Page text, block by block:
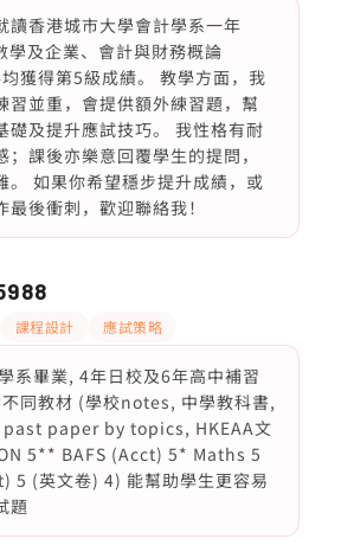
讀香港城市大學會計學系一年
學及企業、會計與財務概論
均獲得第5級成績。 教學方面，我
習並重，會提供額外練習題，幫
礎及提升應試技巧。 我性格有耐
；課後亦樂意回覆學生的提問，
。 如果你希望穩步提升成績，或
最後衝刺，歡迎聯絡我！
課程設計 應試策略
系畢業, 4年日校及6年高中補習
同教材 (學校notes, 中學教科書,
past paper by topics, HKEAA文
5** BAFS (Acct) 5* Maths 5
5 (英文卷) 4) 能幫助學生更容易
題